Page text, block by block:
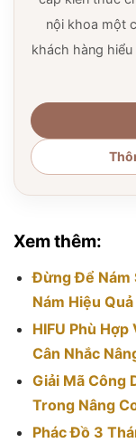
nội khoa một
khách hàng
Xem thêm:
Đừng Để Nám
Nám Hiệu Quả
HIFU Phù
Cân Nhắc
Giải Mã Công
Trong Nâng
Phác Đồ 3